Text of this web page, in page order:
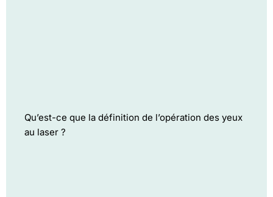
Qu’est-ce que la définition de l’opération des yeux
au laser ?